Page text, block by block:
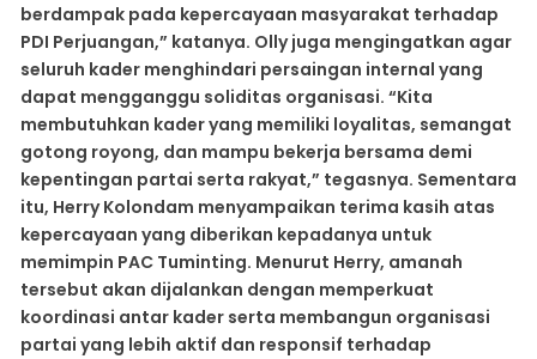
berdampak pada kepercayaan masyarakat terhadap
PDI Perjuangan,” katanya. Olly juga mengingatkan agar
seluruh kader menghindari persaingan internal yang
dapat mengganggu soliditas organisasi. “Kita
membutuhkan kader yang memiliki loyalitas, semangat
gotong royong, dan mampu bekerja bersama demi
kepentingan partai serta rakyat,” tegasnya. Sementara
itu, Herry Kolondam menyampaikan terima kasih atas
kepercayaan yang diberikan kepadanya untuk
memimpin PAC Tuminting. Menurut Herry, amanah
tersebut akan dijalankan dengan memperkuat
koordinasi antar kader serta membangun organisasi
partai yang lebih aktif dan responsif terhadap